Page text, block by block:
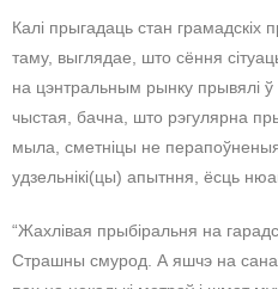
Калі прыгадаць стан грамадскіх
таму, выглядае, што сёння
на цэнтральным рынку прывялі
чыстая, бачна, што рэгулярна
мыла, сметніцы не
удзельнікі(цы) апытння, ёсць
“Жахлівая прыбіральня на
Страшны смурод. А яшчэ на